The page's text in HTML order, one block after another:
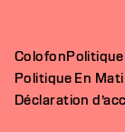
Colofon
Politique En
Déclaration